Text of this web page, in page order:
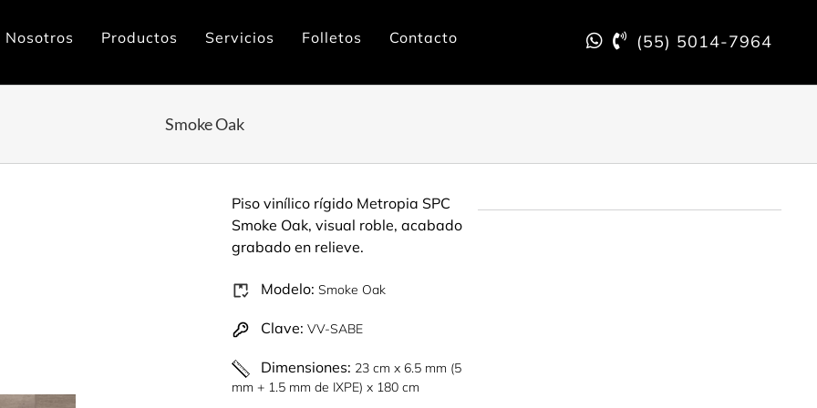
Nosotros Productos Servicios Folletos Contacto (55) 5014-7964
Smoke Oak
Piso vinílico rígido Metropia SPC
Smoke Oak, visual roble, acabado
grabado en relieve.
Modelo: Smoke Oak
Clave: VV-SABE
Dimensiones: 23 cm x 6.5 mm (5
mm + 1.5 mm de IXPE) x 180 cm